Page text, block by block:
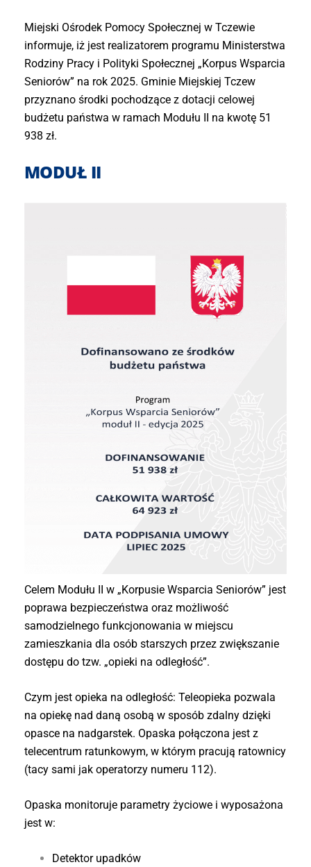
Miejski Ośrodek Pomocy Społecznej w Tczewie
informuje, iż jest realizatorem programu Ministerstwa
Rodziny Pracy i Polityki Społecznej „Korpus Wsparcia
Seniorów” na rok 2025. Gminie Miejskiej Tczew
przyznano środki pochodzące z dotacji celowej
budżetu państwa w ramach Modułu II na kwotę 51
938 zł.
MODUŁ II
Celem Modułu II w „Korpusie Wsparcia Seniorów” jest
poprawa bezpieczeństwa oraz możliwość
samodzielnego funkcjonowania w miejscu
zamieszkania dla osób starszych przez zwiększanie
dostępu do tzw. „opieki na odległość”.
Czym jest opieka na odległość: Teleopieka pozwala
na opiekę nad daną osobą w sposób zdalny dzięki
opasce na nadgarstek. Opaska połączona jest z
telecentrum ratunkowym, w którym pracują ratownicy
(tacy sami jak operatorzy numeru 112).
Opaska monitoruje parametry życiowe i wyposażona
jest w:
Detektor upadków